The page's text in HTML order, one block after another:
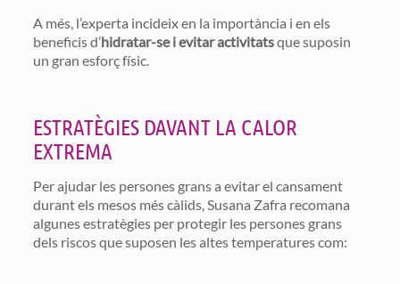
A més, l’experta incideix en la importància i en els
beneficis d’hidratar-se i evitar activitatsque suposin
un gran esforç físic.
ESTRATÈGIES DAVANT LA CALOR
EXTREMA
Per ajudar les persones grans a evitar el cansament
durant els mesos més càlids, Susana Zafra recomana
algunes estratègies per protegir les persones grans
dels riscos que suposen les altes temperatures com: